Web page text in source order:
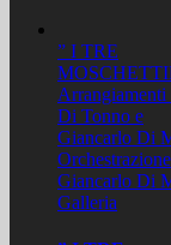
” I TRE
Di Tonno e
Giancarlo Di
Orchestrazione
Giancarlo Di
Galleria